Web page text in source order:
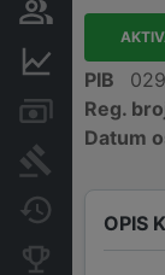
Osobe i
Finansijski
Računi i
PIB
Reg.
Datum
OPIS